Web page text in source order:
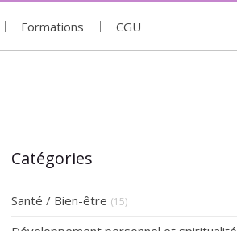
Formations CGU
Catégories
Santé / Bien-être (15)